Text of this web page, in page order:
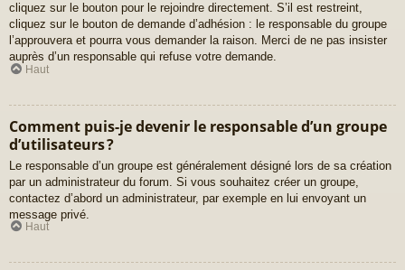
cliquez sur le bouton pour le rejoindre directement. S’il est restreint,
cliquez sur le bouton de demande d’adhésion : le responsable du groupe
l’approuvera et pourra vous demander la raison. Merci de ne pas insister
auprès d’un responsable qui refuse votre demande.
Haut
Comment puis-je devenir le responsable d’un groupe
d’utilisateurs ?
Le responsable d’un groupe est généralement désigné lors de sa création
par un administrateur du forum. Si vous souhaitez créer un groupe,
contactez d’abord un administrateur, par exemple en lui envoyant un
message privé.
Haut